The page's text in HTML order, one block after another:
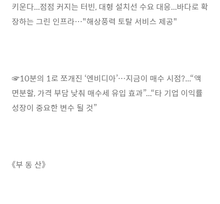
키운다...점점 커지는 터빈, 대형 설치선 수요 대응...바다로 확
장하는 그린 인프라…"해상풍력 토탈 서비스 제공"
☞10분의 1로 쪼개진 ‘엔비디아’…지금이 매수 시점?...“액
면분할, 가격 부담 낮춰 매수세 유입 효과”...“타 기업 이익률
성장이 중요한 변수 될 것”
《부 동 산》